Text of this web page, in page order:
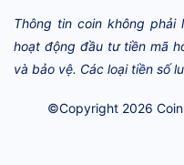
Thông tin coin không phải
hoạt động đầu tư tiền mã
và bảo vệ. Các loại tiền số
©Copyright 2026